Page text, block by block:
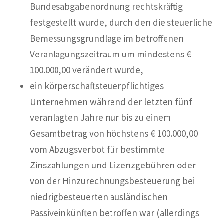
Bundesabgabenordnung rechtskräftig
festgestellt wurde, durch den die steuerliche
Bemessungsgrundlage im betroffenen
Veranlagungszeitraum um mindestens €
100.000,00 verändert wurde,
ein körperschaftsteuerpflichtiges
Unternehmen während der letzten fünf
veranlagten Jahre nur bis zu einem
Gesamtbetrag von höchstens € 100.000,00
vom Abzugsverbot für bestimmte
Zinszahlungen und Lizenzgebühren oder
von der Hinzurechnungsbesteuerung bei
niedrigbesteuerten ausländischen
Passiveinkünften betroffen war (allerdings